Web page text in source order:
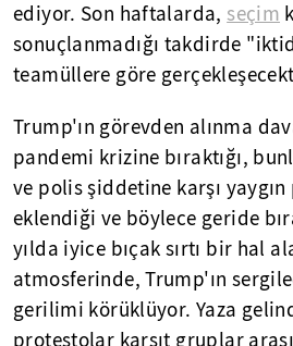
ediyor. Son haftalarda, seçim
sonuçlanmadığı takdirde
teamüllere göre
Trump'ın görevden alınma
pandemi krizine bıraktığı,
ve polis şiddetine karşı
eklendiği ve böylece geride
yılda iyice bıçak sırtı bir hal
atmosferinde, Trump'ın
gerilimi körüklüyor. Yaza
protestolar karşıt gruplar